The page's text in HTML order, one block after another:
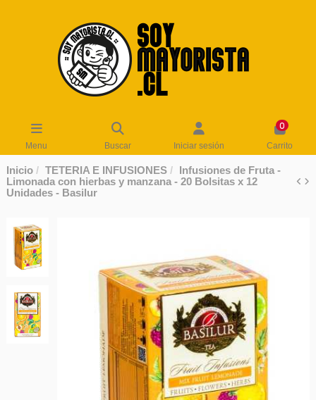
Menu Buscar Iniciar sesión
0
Carrito
Inicio TETERIA E INFUSIONES
Infusiones de Fruta -
Limonada con hierbas y manzana - 20 Bolsitas x 12
Unidades - Basilur